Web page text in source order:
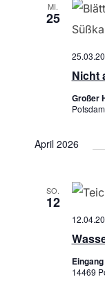
MI.
25
Nicht
Großer
Potsdam
April 2026
SO.
12
14469